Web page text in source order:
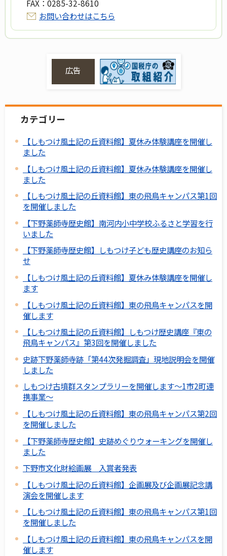
FAX： 0285-32-8610
お問い合わせはこちら
広告
カテゴリー
【しもつけ風土記の丘資料館】夏休み体験講座を開催し
ました
【しもつけ風土記の丘資料館】夏休み体験講座を開催し
ました
【しもつけ風土記の丘資料館】東の飛鳥キャンパス第1回
を開催しました
【下野薬師寺歴史館】南河内小中学校ふるさと学習を行
いました
【下野薬師寺歴史館】しもつけ子ども歴史講座のお知ら
せ
【しもつけ風土記の丘資料館】夏休み体験講座を開催し
ます
【しもつけ風土記の丘資料館】東の飛鳥キャンパスを開
催します
【しもつけ風土記の丘資料館】しもつけ歴史講座『東の
飛鳥キャンパス』第3回を開催しました
史跡下野薬師寺跡「第44次発掘調査」現地説明会を開催
しました
しもつけ古墳群スタンプラリーを開催します～1市2町連
携事業～
【しもつけ風土記の丘資料館】東の飛鳥キャンパス第2回
を開催しました
【下野薬師寺歴史館】史跡めぐりウォーキングを開催し
ました
下野市文化財絵画展 入賞者発表
【しもつけ風土記の丘資料館】企画展及び企画展記念講
演会を開催します
【しもつけ風土記の丘資料館】東の飛鳥キャンパス第1回
を開催しました
【しもつけ風土記の丘資料館】東の飛鳥キャンパスを開
催します